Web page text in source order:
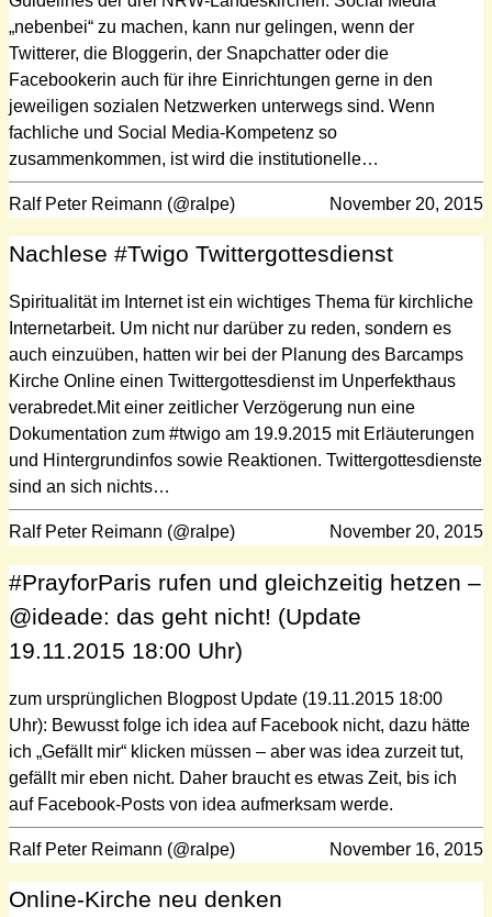
„nebenbei“ zu machen, kann nur gelingen, wenn der
Twitterer, die Bloggerin, der Snapchatter oder die
Facebookerin auch für ihre Einrichtungen gerne in den
jeweiligen sozialen Netzwerken unterwegs sind. Wenn
fachliche und Social Media-Kompetenz so
zusammenkommen, ist wird die institutionelle…
Ralf Peter Reimann (@ralpe) November 20, 2015
Nachlese #Twigo Twittergottesdienst
Spiritualität im Internet ist ein wichtiges Thema für kirchliche
Internetarbeit. Um nicht nur darüber zu reden, sondern es
auch einzuüben, hatten wir bei der Planung des Barcamps
Kirche Online einen Twittergottesdienst im Unperfekthaus
verabredet.Mit einer zeitlicher Verzögerung nun eine
Dokumentation zum #twigo am 19.9.2015 mit Erläuterungen
und Hintergrundinfos sowie Reaktionen. Twittergottesdienste
sind an sich nichts…
Ralf Peter Reimann (@ralpe) November 20, 2015
#PrayforParis rufen und gleichzeitig hetzen –
@ideade: das geht nicht! (Update
19.11.2015 18:00 Uhr)
zum ursprünglichen Blogpost Update (19.11.2015 18:00
Uhr): Bewusst folge ich idea auf Facebook nicht, dazu hätte
ich „Gefällt mir“ klicken müssen – aber was idea zurzeit tut,
gefällt mir eben nicht. Daher braucht es etwas Zeit, bis ich
auf Facebook-Posts von idea aufmerksam werde.
Ralf Peter Reimann (@ralpe) November 16, 2015
Online-Kirche neu denken